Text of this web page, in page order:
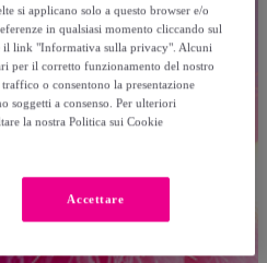
si applicano solo a questo browser e/o
in qualsiasi momento cliccando sul
il link "Informativa sulla privacy". Alcuni
per il corretto funzionamento del nostro
o consentono la presentazione
soggetti a consenso. Per ulteriori
la nostra Politica sui Cookie
Accettare